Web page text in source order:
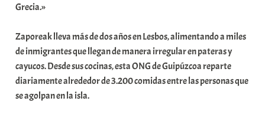
Grecia.»
Zaporeak lleva más de dos años en Lesbos, alimentando a miles
de inmigrantes que llegan de manera irregular en pateras y
cayucos. Desde sus cocinas, esta ONG de Guipúzcoa reparte
diariamente alrededor de 3.200 comidas entre las personas que
se agolpan en la isla.